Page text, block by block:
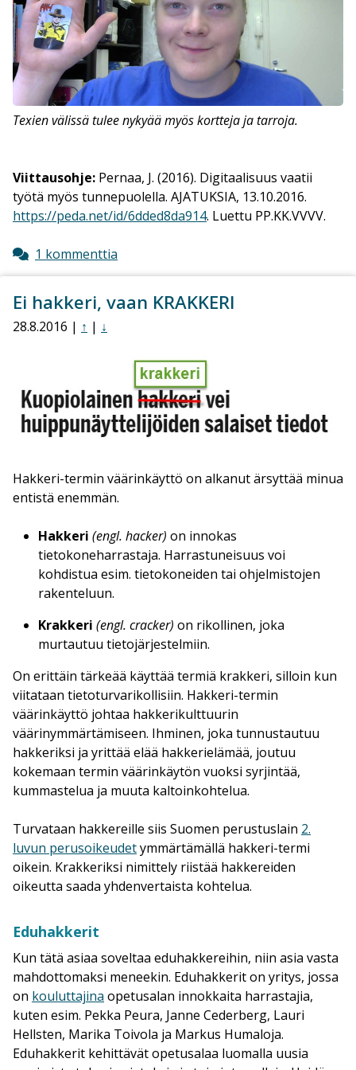
Texien välissä tulee nykyää myös kortteja ja tarroja.
Viittausohje: Pernaa, J. (2016). Digitaalisuus vaatii
työtä myös tunnepuolella. AJATUKSIA, 13.10.2016.
https://peda.net/id/6dded8da914. Luettu PP.KK.VVVV.
1 kommenttia
Ei hakkeri, vaan KRAKKERI
28.8.2016 | ↑ | ↓
Hakkeri-termin väärinkäyttö on alkanut ärsyttää minua
entistä enemmän.
Hakkeri (engl. hacker) on innokas
tietokoneharrastaja. Harrastuneisuus voi
kohdistua esim. tietokoneiden tai ohjelmistojen
rakenteluun.
Krakkeri (engl. cracker) on rikollinen, joka
murtautuu tietojärjestelmiin.
On erittäin tärkeää käyttää termiä krakkeri, silloin kun
viitataan tietoturvarikollisiin. Hakkeri-termin
väärinkäyttö johtaa hakkerikulttuurin
väärinymmärtämiseen. Ihminen, joka tunnustautuu
hakkeriksi ja yrittää elää hakkerielämää, joutuu
kokemaan termin väärinkäytön vuoksi syrjintää,
kummastelua ja muuta kaltoinkohtelua.
Turvataan hakkereille siis Suomen perustuslain 2.
luvun perusoikeudetymmärtämällä hakkeri-termi
oikein. Krakkeriksi nimittely riistää hakkereiden
oikeutta saada yhdenvertaista kohtelua.
Eduhakkerit
Kun tätä asiaa soveltaa eduhakkereihin, niin asia vasta
mahdottomaksi meneekin. Eduhakkerit on yritys, jossa
on kouluttajina opetusalan innokkaita harrastajia,
kuten esim. Pekka Peura, Janne Cederberg, Lauri
Hellsten, Marika Toivola ja Markus Humaloja.
Eduhakkerit kehittävät opetusalaa luomalla uusia